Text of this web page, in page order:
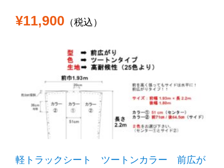
¥11,900 （税込）
軽トラックシート ツートンカラー 前広が